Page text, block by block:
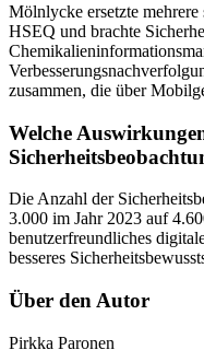
Mölnlycke ersetzte mehrere
HSEQ und brachte
zusammen, die über
Welche
Die Anzahl der
3.000 im Jahr 2023 auf
benutzerfreundliches
besseres
Über den Autor
Pirkka Paronen